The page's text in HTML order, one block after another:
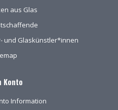
aus Glas
und Glaskünstler*innen
Konto
Information